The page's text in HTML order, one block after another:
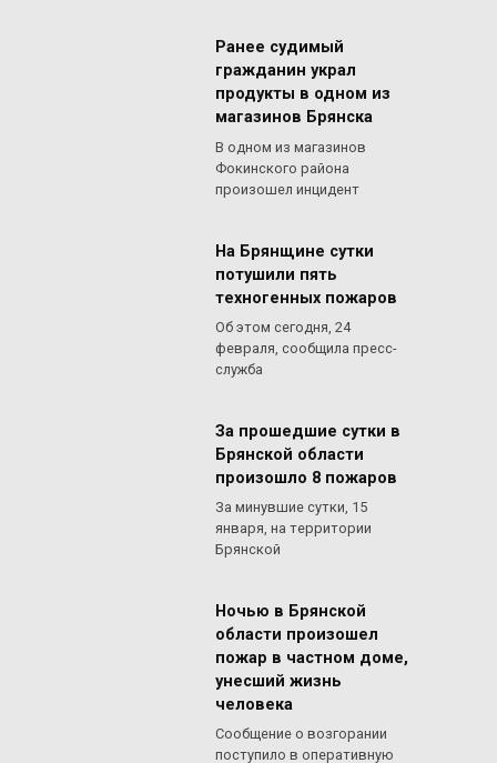
Ранее судимый
гражданин украл
продукты в одном из
магазинов Брянска
В одном из магазинов
Фокинского района
произошел инцидент
На Брянщине сутки
потушили пять
техногенных пожаров
Об этом сегодня, 24
февраля, сообщила пресс-
служба
За прошедшие сутки в
Брянской области
произошло 8 пожаров
За минувшие сутки, 15
января, на территории
Брянской
Ночью в Брянской
области произошел
пожар в частном доме,
унесший жизнь
человека
Сообщение о возгорании
поступило в оперативную